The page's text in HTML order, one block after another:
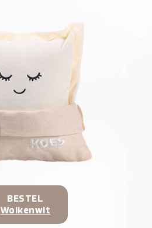
BESTEL
Wolkenwit